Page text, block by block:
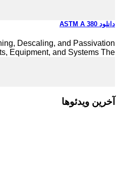
دانلود ASTM A 380
Descaling, and Passivation
Equipment, and Systems The [...]
آخرین ویدئوها